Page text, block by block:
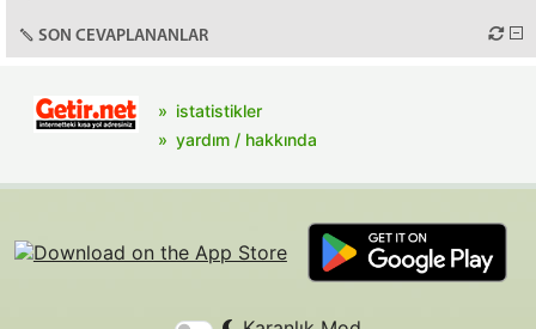
SON CEVAPLANANLAR
istatistikler
yardım / hakkında